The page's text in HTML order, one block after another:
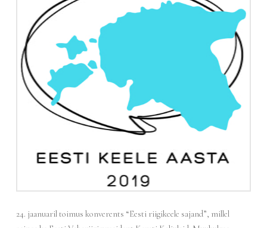
24. jaanuaril toimus konverents “Eesti riigikeele sajand”, millel